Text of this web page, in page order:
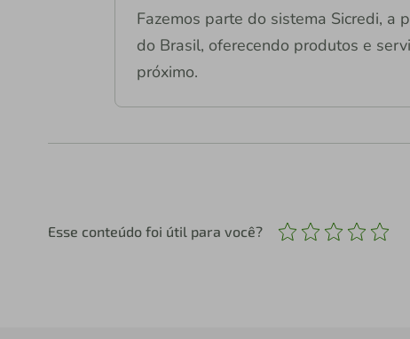
Fazemos parte do sistema Sicredi, a
do Brasil, oferecendo produtos e
próximo.
Esse conteúdo foi útil para você?